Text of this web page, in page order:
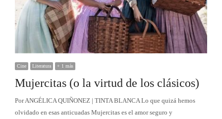
Cine Literatura + 1 más
Mujercitas (o la virtud de los clásicos)
Por ANGÉLICA QUIÑONEZ | TINTA BLANCA Lo que quizá hemos
olvidado en esas anticuadas Mujercitas es el amor seguro y